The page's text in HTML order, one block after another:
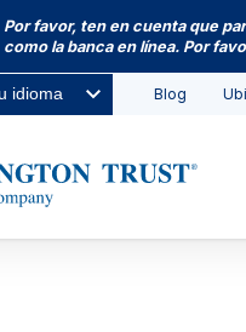
Por favor, ten en cuenta que
como la banca en línea. Por
idioma Blog